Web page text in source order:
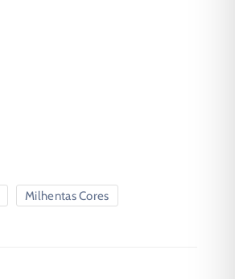
Milhentas Cores